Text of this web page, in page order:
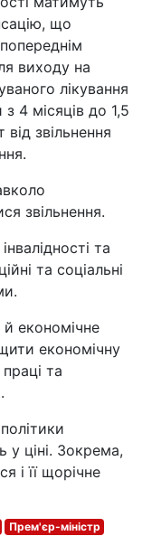
що
виходу на
лікування
з 4 місяців до 1,5
звільнення
звільнення.
та
та соціальні
економічне
економічну
та
у ціні. Зокрема,
і її щорічне
Прем'єр-міністр